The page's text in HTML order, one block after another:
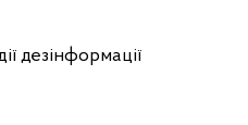
дезінформації